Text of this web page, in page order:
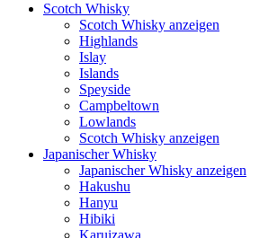
Scotch Whisky
Scotch Whisky anzeigen
Highlands
Islay
Islands
Speyside
Campbeltown
Lowlands
Scotch Whisky anzeigen
Japanischer Whisky
Japanischer Whisky anzeigen
Hakushu
Hanyu
Hibiki
Karuizawa